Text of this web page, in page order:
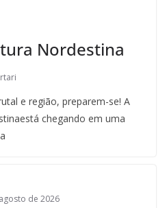
Nordestina
e região, preparem-se! A
chegando em uma
de 2026